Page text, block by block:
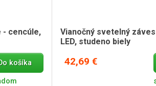
- cencúle,
košíka
Vianočný svetelný
LED, studeno biely
42,69 €